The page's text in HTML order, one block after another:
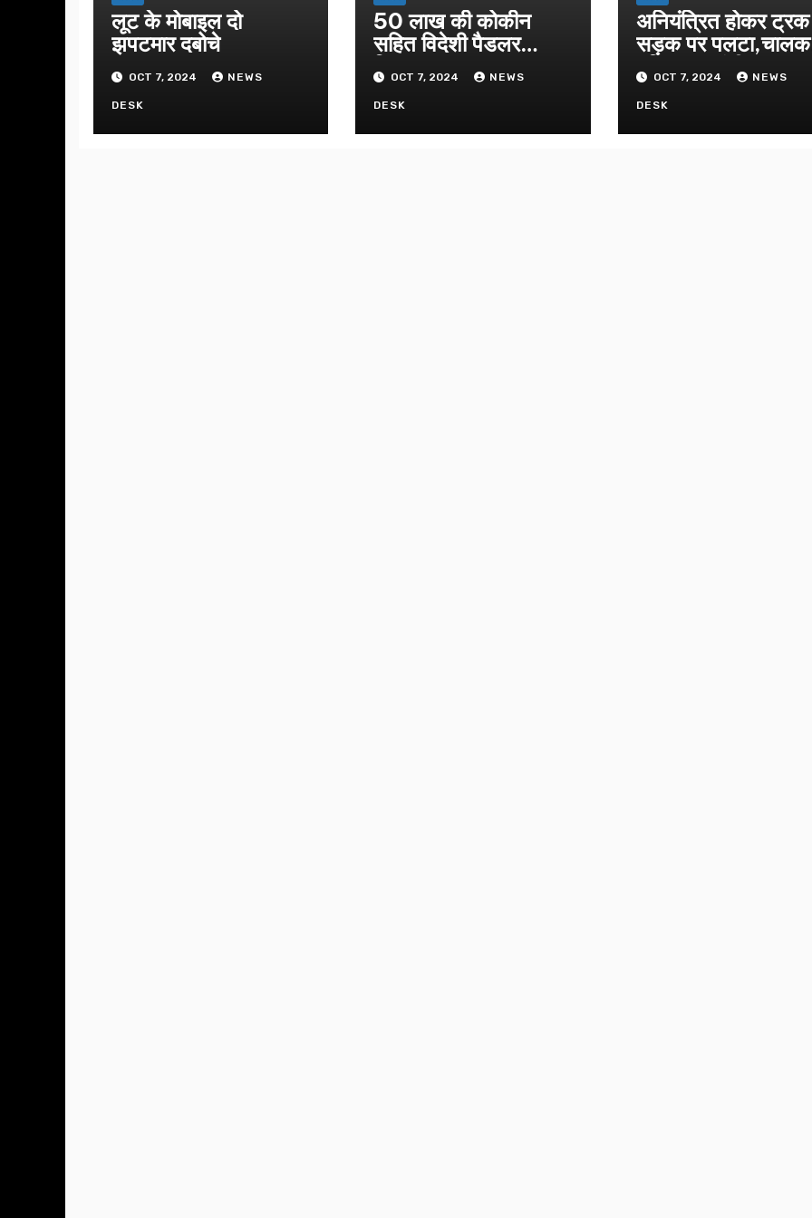
लूट के मोबाइल दो
झपटमार दबोचे
OCT 7, 2024 NEWS
DESK
50 लाख की कोकीन
सहित विदेशी पैडलर
गिफ्तार
OCT 7, 2024 NEWS
DESK
अनियंत्रित होकर ट्रक
सड़क पर
परिचालक गंभीर
OCT 7, 2024 NEWS
DESK